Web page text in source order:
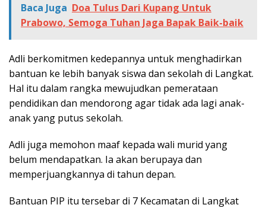
Baca Juga Doa Tulus Dari Kupang Untuk
Prabowo, Semoga Tuhan Jaga Bapak Baik-baik
Adli berkomitmen kedepannya untuk menghadirkan
bantuan ke lebih banyak siswa dan sekolah di Langkat.
Hal itu dalam rangka mewujudkan pemerataan
pendidikan dan mendorong agar tidak ada lagi anak-
anak yang putus sekolah.
Adli juga memohon maaf kepada wali murid yang
belum mendapatkan. Ia akan berupaya dan
memperjuangkannya di tahun depan.
Bantuan PIP itu tersebar di 7 Kecamatan di Langkat